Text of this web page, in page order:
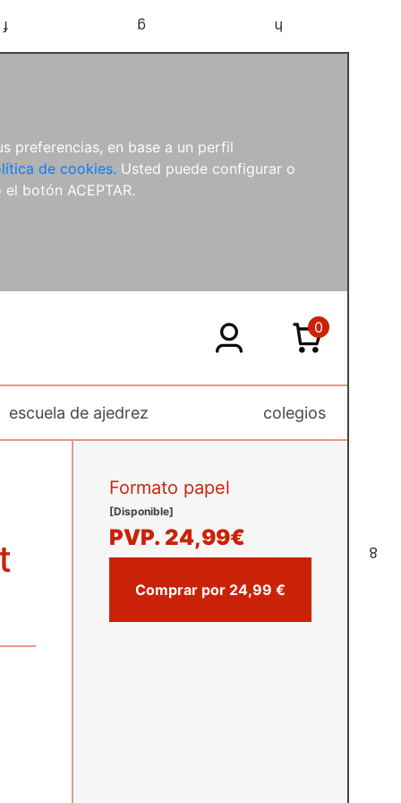
preferencias, en base a un perfil
de cookies. Usted puede configurar o
botón ACEPTAR.
f g h
8
escuela de ajedrez colegios
0
Formato papel
[Disponible]
PVP. 24,99€
Comprar por 24,99 €